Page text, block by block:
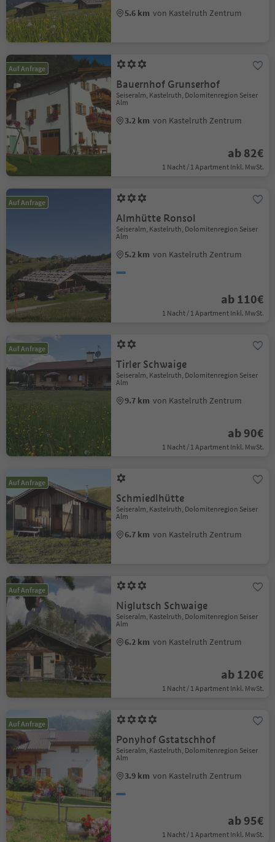
5.6 km von Kastelruth Zentrum
Auf Anfrage
Bauernhof Grunserhof
Seiseralm, Kastelruth, Dolomitenregion Seiser
Alm
3.2 km von Kastelruth Zentrum
ab 82€
1 Nacht / 1 Apartment Inkl. MwSt.
Auf Anfrage
Almhütte Ronsol
Seiseralm, Kastelruth, Dolomitenregion Seiser
Alm
5.2 km von Kastelruth Zentrum
ab 110€
1 Nacht / 1 Apartment Inkl. MwSt.
Auf Anfrage
Tirler Schwaige
Seiseralm, Kastelruth, Dolomitenregion Seiser
Alm
9.7 km von Kastelruth Zentrum
ab 90€
1 Nacht / 1 Apartment Inkl. MwSt.
Auf Anfrage
Schmiedlhütte
Seiseralm, Kastelruth, Dolomitenregion Seiser
Alm
6.7 km von Kastelruth Zentrum
Auf Anfrage
Niglutsch Schwaige
Seiseralm, Kastelruth, Dolomitenregion Seiser
Alm
6.2 km von Kastelruth Zentrum
ab 120€
1 Nacht / 1 Apartment Inkl. MwSt.
Auf Anfrage
Ponyhof Gstatschhof
Seiseralm, Kastelruth, Dolomitenregion Seiser
Alm
3.9 km von Kastelruth Zentrum
ab 95€
1 Nacht / 1 Apartment Inkl. MwSt.